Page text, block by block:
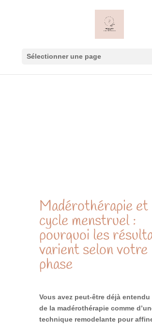
Sélectionner une page
Madérothérapie et
cycle menstruel :
pourquoi les
varient selon votre
phase
Vous avez peut-être déjà entendu
de la madérothérapie comme
technique remodelante pour